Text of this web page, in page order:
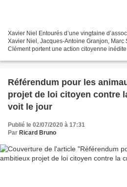
Xavier Niel Entourés d’une vingtaine d’associations, les entrepreneurs
Xavier Niel, Jacques-Antoine Granjon,
Clément portent une action citoyenne
Référendum pour les
projet de loi citoyen contre
voit le jour
Publié le 02/07/2020 à 17:31
Par Ricard Bruno